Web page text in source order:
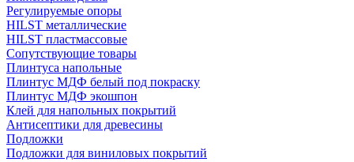
Регулируемые опоры
HILST металлические
HILST пластмассовые
Сопутствующие товары
Плинтуса напольные
Плинтус МДФ белый под покраску
Плинтус МДФ экошпон
Клей для напольных покрытий
Антисептики для древесины
Подложки
Подложки для виниловых покрытий